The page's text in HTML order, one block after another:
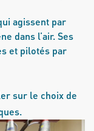
agissent par
dans l’air. Ses
et pilotés par
sur le choix de